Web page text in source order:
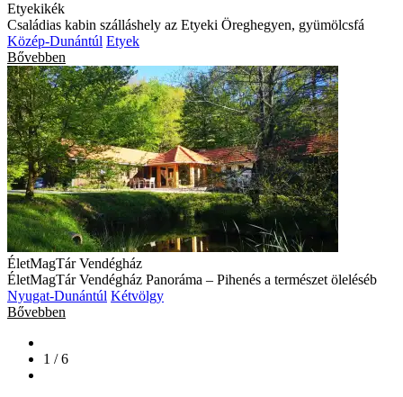
Etyekikék
Családias kabin szálláshely az Etyeki Öreghegyen, gyümölcsfá
Közép-Dunántúl Etyek
Bővebben
ÉletMagTár Vendégház
ÉletMagTár Vendégház Panoráma – Pihenés a természet öleléséb
Nyugat-Dunántúl Kétvölgy
Bővebben
1 / 6